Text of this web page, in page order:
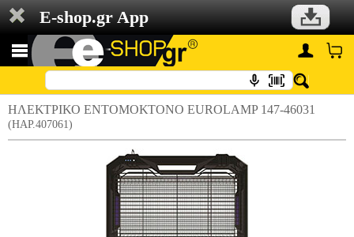
E-shop.gr App
ΗΛΕΚΤΡΙΚΟ ΕΝΤΟΜΟΚΤΟΝΟ EUROLAMP 147-46031
(HAP.407061)